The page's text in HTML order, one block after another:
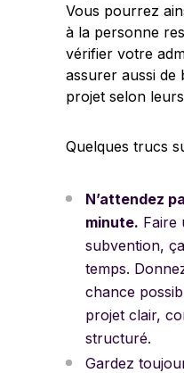
Vous pourrez
à la personne
vérifier votre
assurer aussi de
projet selon
Quelques trucs
N’attendez
minute. Faire
subvention,
temps.
chance
projet clair,
structuré.
Gardez